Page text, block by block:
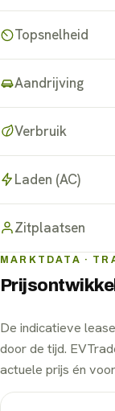
Topsnelheid
Aandrijving
Verbruik
Laden (AC)
Zitplaatsen
MARKTDATA ·
De indicatieve
door de tijd.
actuele prijs én